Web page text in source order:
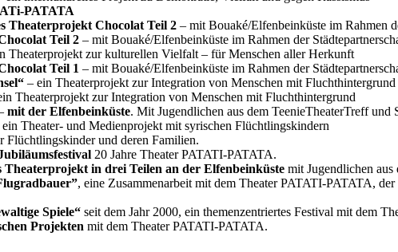
PATATA
Theaterprojekt Chocolat Teil 2 – mit Bouaké/Elfenbeinküste im Rahmen
Teil 2 – mit Bouaké/Elfenbeinküste im Rahmen der
Theaterprojekt zur kulturellen Vielfalt – für Menschen aller Herkunft
Teil 1 – mit Bouaké/Elfenbeinküste im Rahmen der
– ein Theaterprojekt zur Integration von Menschen mit Fluchthintergrund
Theaterprojekt zur Integration von Menschen mit Fluchthintergrund
mit der Elfenbeinküste. Mit Jugendlichen aus dem TeenieTheaterTreff und
ein Theater- und Medienprojekt mit syrischen Flüchtlingskindern
Flüchtlingskinder und deren Familien.
20 Jahre Theater PATATI-PATATA.
in drei Teilen an der Elfenbeinküste mit Jugendlichen
, eine Zusam­men­ar­beit mit dem Thea­ter PATATI-PATATA,
Spiele“ seit dem Jahr 2000, ein the­men­zen­trier­tes Fes­ti­val mit dem
Pro­jek­ten mit dem Thea­ter PATATI-PATATA.